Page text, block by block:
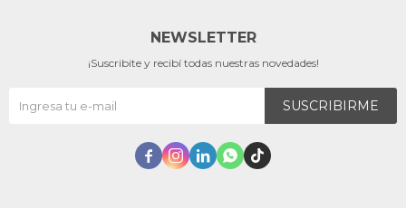
NEWSLETTER
¡Suscribite y recibí todas nuestras novedades!
SUSCRIBIRME
    